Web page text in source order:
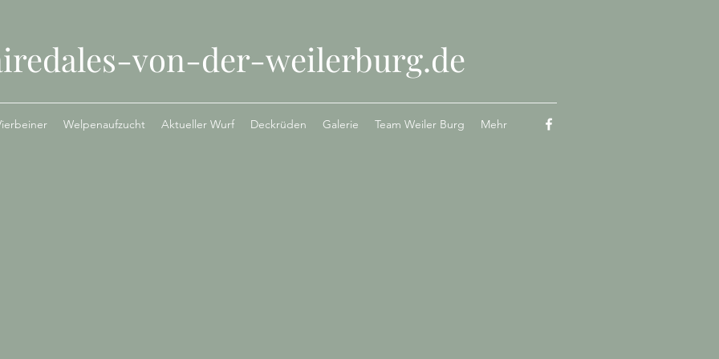
von-der-weilerburg.de
Welpenaufzucht Aktueller Wurf Deckrüden Galerie Team Weiler Burg Mehr